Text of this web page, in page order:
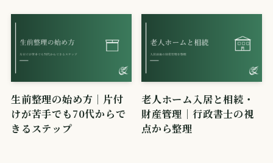
生前整理の始め方｜片付
けが苦手でも70代からで
きるステップ
老人ホーム入居と相続・
財産管理｜行政書士の視
点から整理